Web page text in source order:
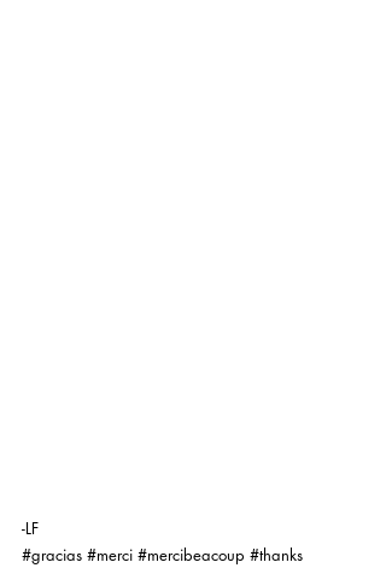
-LF
#gracias #merci #mercibeacoup #thanks